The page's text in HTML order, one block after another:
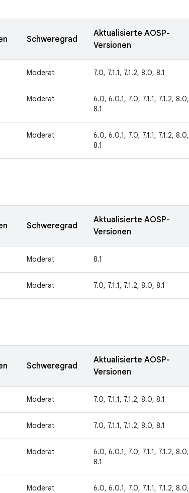
Schweregrad
Aktualisierte AOSP-
Versionen
Moderat 7.0, 7.1.1, 7.1.2, 8.0, 8.1
Moderat
6.0, 6.0.1, 7.0, 7.1.1, 7.1.2, 8.0,
8.1
Moderat
6.0, 6.0.1, 7.0, 7.1.1, 7.1.2, 8.0,
8.1
Schweregrad
Aktualisierte AOSP-
Versionen
Moderat 8.1
Moderat 7.0, 7.1.1, 7.1.2, 8.0, 8.1
Schweregrad
Aktualisierte AOSP-
Versionen
Moderat 7.0, 7.1.1, 7.1.2, 8.0, 8.1
Moderat 7.0, 7.1.1, 7.1.2, 8.0, 8.1
Moderat
6.0, 6.0.1, 7.0, 7.1.1, 7.1.2, 8.0,
8.1
Moderat
6.0, 6.0.1, 7.0, 7.1.1, 7.1.2, 8.0,